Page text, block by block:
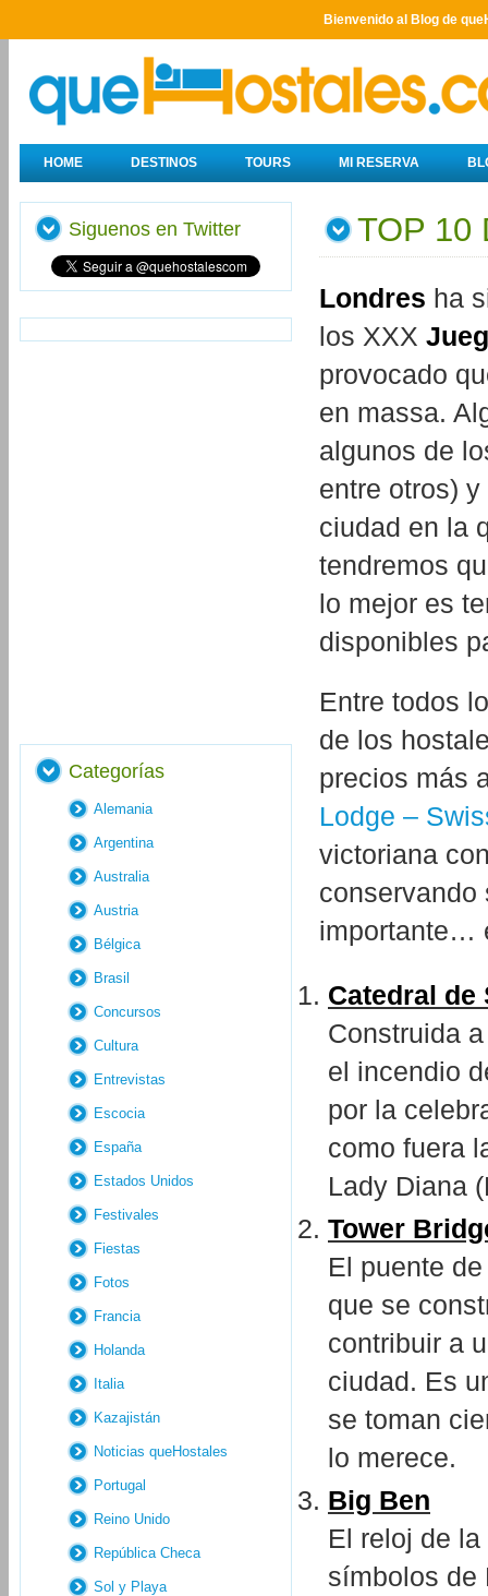
Bienvenido al Blog de
HOME DESTINOS TOURS MI RESERVA
TOP 10
Londres ha
los XXX
provocado
en massa.
algunos de
entre otros)
ciudad en la
tendremos
lo mejor es
disponibles
Entre todos
de los
precios más
Lodge –
victoriana
conservando
importante…
Catedral de
Construida
el incendio
por la
como fuera
Lady Diana
Tower
El puente
que se
contribuir a
ciudad. Es
se toman
lo merece.
Big Ben
El reloj de
símbolos de
Siguenos en Twitter
Categorías
Alemania
Argentina
Australia
Austria
Bélgica
Brasil
Concursos
Cultura
Entrevistas
Escocia
España
Estados Unidos
Festivales
Fiestas
Fotos
Francia
Holanda
Italia
Kazajistán
Noticias queHostales
Portugal
Reino Unido
República Checa
Sol y Playa